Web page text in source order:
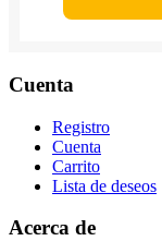
Cuenta
Registro
Cuenta
Carrito
Lista de deseos
Acerca de